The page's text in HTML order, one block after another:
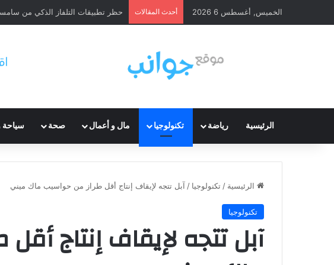
الخميس, أغسطس 6 2026 أحدث المقالات حظر تطبيقات التلفاز الذكي من
الرئيسية رياضة تكنولوجيا مال و أعمال صحة سياحة
الرئيسية /تكنولوجيا / آبل تتجه لإيقاف إنتاج أقل طراز من حواسيب ماك ميني
تكنولوجيا
آبل تتجه لإيقاف إنتاج